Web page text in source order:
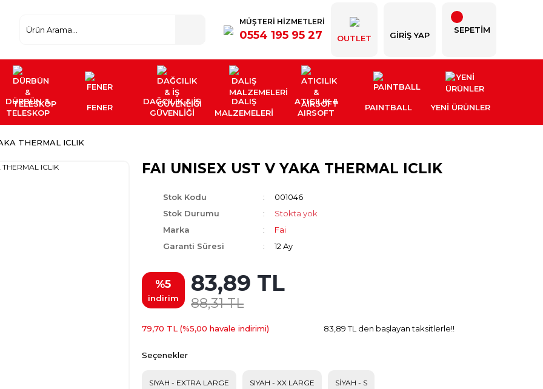
MÜŞTERİ HİZMETLERİ
0554 195 95 27 OUTLET GIRIŞ YAP
SEPETİM
DÜRBÜN &
TELESKOP
FENER
DAĞCILIK & İŞ
GÜVENLİĞİ
DALIŞ
MALZEMELERİ
ATICILIK &
AIRSOFT
PAINTBALL YENI ÜRÜNLER
THERMAL ICLIK
FAI UNISEX UST V YAKA THERMAL ICLIK
Stok Kodu
001046
Stok Durumu
Stokta yok
Marka
Fai
Garanti Süresi
12 Ay
%5
indirim
83,89 TL
88,31 TL
79,70 TL (%5,00 havale indirimi) 83,89 TL den başlayan taksitlerle!!
Seçenekler
SIYAH - EXTRA LARGE SIYAH - XX LARGE SİYAH - S